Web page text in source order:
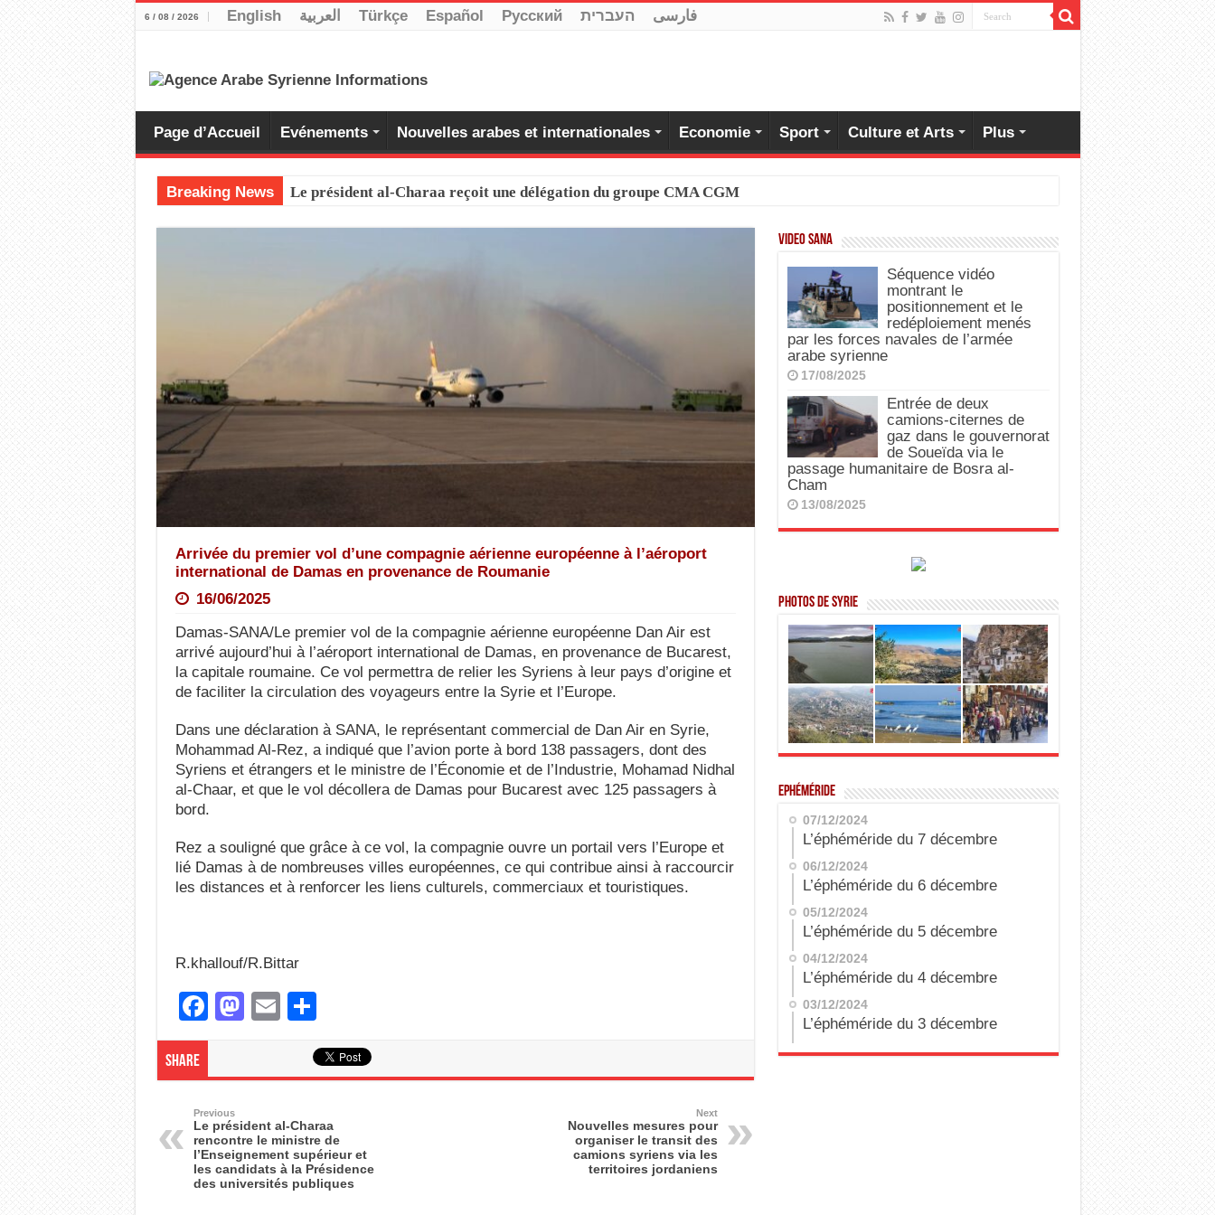
6 / 08 / 2026 English العربية Türkçe Español Pусский העברית فارسی
Page d’Accueil Evénements Nouvelles arabes et internationales Economie Sport Culture et Arts Plus
Breaking News Le président al-Charaa reçoit une délégation du groupe CMA CGM
Arrivée du premier vol d’une compagnie aérienne européenne à l’aéroport
international de Damas en provenance de Roumanie
16/06/2025
Damas-SANA/Le premier vol de la compagnie aérienne européenne Dan Air est
arrivé aujourd’hui à l’aéroport international de Damas, en provenance de Bucarest,
la capitale roumaine. Ce vol permettra de relier les Syriens à leur pays d’origine et
de faciliter la circulation des voyageurs entre la Syrie et l’Europe.
Dans une déclaration à SANA, le représentant commercial de Dan Air en Syrie,
Mohammad Al-Rez, a indiqué que l’avion porte à bord 138 passagers, dont des
Syriens et étrangers et le ministre de l’Économie et de l’Industrie, Mohamad Nidhal
al-Chaar, et que le vol décollera de Damas pour Bucarest avec 125 passagers à
bord.
Rez a souligné que grâce à ce vol, la compagnie ouvre un portail vers l’Europe et
lié Damas à de nombreuses villes européennes, ce qui contribue ainsi à raccourcir
les distances et à renforcer les liens culturels, commerciaux et touristiques.
R.khallouf/R.Bittar
F
a
b
o
o
M
d
o
n
E
ar
Share
Previous
Le président al-Charaa
rencontre le ministre de
l’Enseignement supérieur et
les candidats à la Présidence
des universités publiques
Next
Nouvelles mesures pour
organiser le transit des
camions syriens via les
territoires jordaniens
Video SANA
Séquence vidéo
montrant le
positionnement et le
redéploiement menés
par les forces navales de l’armée
arabe syrienne
17/08/2025
Entrée de deux
camions-citernes de
gaz dans le gouvernorat
de Soueïda via le
passage humanitaire de Bosra al-
Cham
13/08/2025
Photos de Syrie
Ephéméride
07/12/2024
L’éphéméride du 7 décembre
06/12/2024
L’éphéméride du 6 décembre
05/12/2024
L’éphéméride du 5 décembre
04/12/2024
L’éphéméride du 4 décembre
03/12/2024
L’éphéméride du 3 décembre